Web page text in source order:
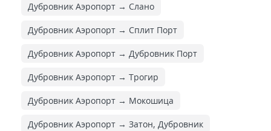
Дубровник Аэропорт → Слано
Дубровник Аэропорт → Сплит Порт
Дубровник Аэропорт → Дубровник Порт
Дубровник Аэропорт → Трогир
Дубровник Аэропорт → Мокошица
Дубровник Аэропорт → Затон, Дубровник